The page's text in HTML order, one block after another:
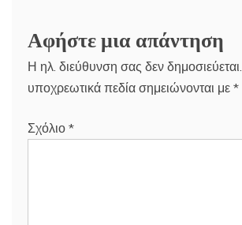
Αφήστε μια απάντηση
Η ηλ. διεύθυνση σας δεν δημοσιεύεται.
υποχρεωτικά πεδία σημειώνονται με *
Σχόλιο *